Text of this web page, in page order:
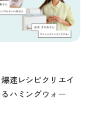
速レシピクリエイ
ハミングウォー